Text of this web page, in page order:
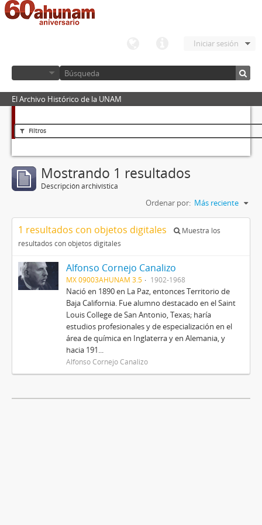
Iniciar sesión
El Archivo Histórico de la UNAM
Filtros
Mostrando 1 resultados
Descripción archivística
Ordenar por: Más reciente
1 resultados con objetos digitales
Muestra los
resultados con objetos digitales
Alfonso Cornejo Canalizo
MX 09003AHUNAM 3.5 1902-1968
Nació en 1890 en La Paz, entonces Territorio de
Baja California. Fue alumno destacado en el Saint
Louis College de San Antonio, Texas; haría
estudios profesionales y de especialización en el
área de química en Inglaterra y en Alemania, y
hacia 191...
Alfonso Cornejo Canalizo